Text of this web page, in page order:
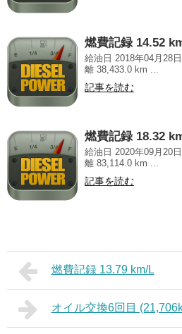
燃費記録 14.52
給油日 2018年04月28
離 38,433.0 km ...
記事を読む
燃費記録 18.32
給油日 2020年09月20
離 83,114.0 km ...
記事を読む
燃費記録 13.79 km/L
オイル交換6回目